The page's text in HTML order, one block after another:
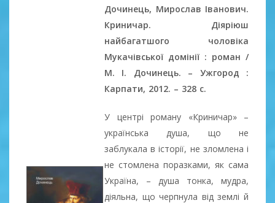
Дочинець, Мирослав Іванович.
Криничар. Діяріюш
найбагатшого чоловіка
Мукачівської домінії : роман /
М. І. Дочинець. – Ужгород :
Карпати, 2012. – 328 с.
У центрі роману «Криничар» –
українська душа, що не
заблукала в історії, не зломлена і
не стомлена поразками, як сама
Україна, – душа тонка, мудра,
діяльна, що черпнула від землі й